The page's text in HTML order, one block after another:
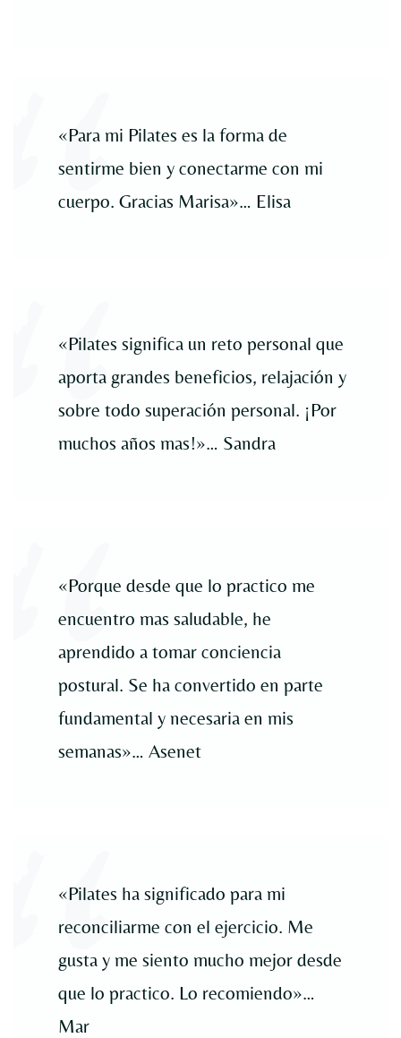
«Para mi Pilates es la forma de
sentirme bien y conectarme con mi
cuerpo. Gracias Marisa»… Elisa
«Pilates significa un reto personal que
aporta grandes beneficios, relajación y
sobre todo superación personal. ¡Por
muchos años mas!»… Sandra
«Porque desde que lo practico me
encuentro mas saludable, he
aprendido a tomar conciencia
postural. Se ha convertido en parte
fundamental y necesaria en mis
semanas»… Asenet
«Pilates ha significado para mi
reconciliarme con el ejercicio. Me
gusta y me siento mucho mejor desde
que lo practico. Lo recomiendo»…
Mar